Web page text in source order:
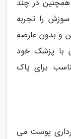
در چند
را تجربه
و بدون عارضه
با پزشک خود
برای پاک
پوست می